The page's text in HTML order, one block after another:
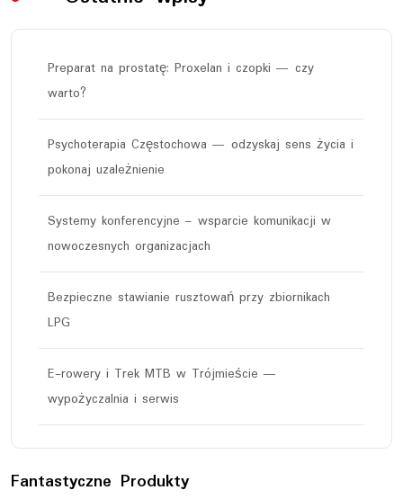
Preparat na prostatę: Proxelan i czopki — czy
warto?
Psychoterapia Częstochowa — odzyskaj sens życia i
pokonaj uzależnienie
Systemy konferencyjne – wsparcie komunikacji w
nowoczesnych organizacjach
Bezpieczne stawianie rusztowań przy zbiornikach
LPG
E-rowery i Trek MTB w Trójmieście —
wypożyczalnia i serwis
Fantastyczne Produkty